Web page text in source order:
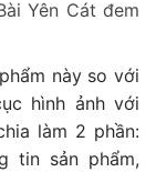
Yên Cát đem
này so với
hình ảnh với
làm 2 phần:
tin sản phẩm,